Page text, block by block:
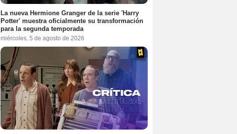
La nueva Hermione Granger de la serie 'Harry
Potter' muestra oficialmente su transformación
para la segunda temporada
miércoles, 5 de agosto de 2026